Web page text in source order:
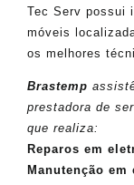
Tec Serv possui
móveis
os melhores
Brastemp
prestadora de
que realiza:
Reparos em
Manutenção